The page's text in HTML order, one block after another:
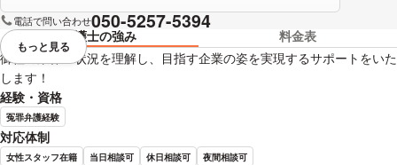
電話で問い合わせ050-5257-5394
弁護士の強み
料金表
御社の業界・状況を理解し、目指す企業の姿を実現するサポートをいた
します！
経験・資格
冤罪弁護経験
対応体制
女性スタッフ在籍 当日相談可 休日相談可 夜間相談可
視覚的に省略されている要素を
もっと見る